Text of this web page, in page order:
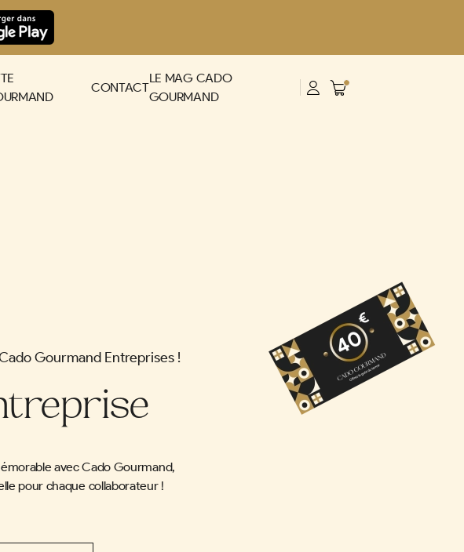
CONTACT
LE MAG CADO
GOURMAND
Gourmand Entreprises !
avec Cado Gourmand,
pour chaque collaborateur !